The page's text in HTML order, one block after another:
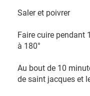
Saler et poivrer
Faire cuire pendant
à 180°
Au bout de 10
de saint jacques et